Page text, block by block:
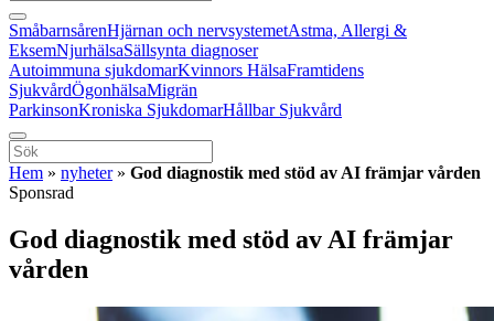
SmåbarnsårenHjärnan och nervsystemetAstma, Allergi &
EksemNjurhälsaSällsynta diagnoser
Autoimmuna sjukdomarKvinnors HälsaFramtidens
SjukvårdÖgonhälsaMigrän
ParkinsonKroniska SjukdomarHållbar Sjukvård
Hem » nyheter» God diagnostik med stöd av AI främjar vården
Sponsrad
God diagnostik med stöd av AI främjar
vården